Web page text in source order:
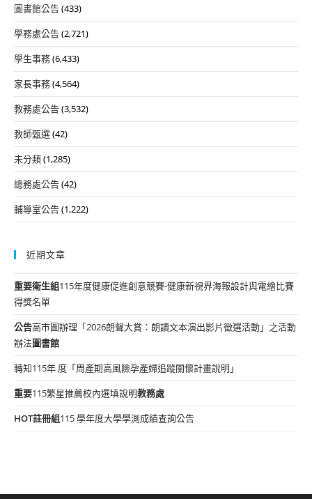
圖書館公告(433)
學務處公告(2,721)
學生事務(6,433)
家長事務(4,564)
教務處公告(3,532)
教師甄選(42)
未分類(1,285)
總務處公告(42)
輔導室公告(1,222)
近期文章
重要衛生組115年度健康促進創意競賽-健康新視界海報設計與電繪比賽
得獎名單
公告高市圖辦理「2026朗聲大賞：朗讀文本演出影片徵選活動」之活動
辦法圖書館
轉知115年 度「周產期高風險孕產婦追蹤關懷計畫說明」
重要115繁星推薦校內選填說明教務處
HOT註冊組115 學年度大學學測成績查詢公告